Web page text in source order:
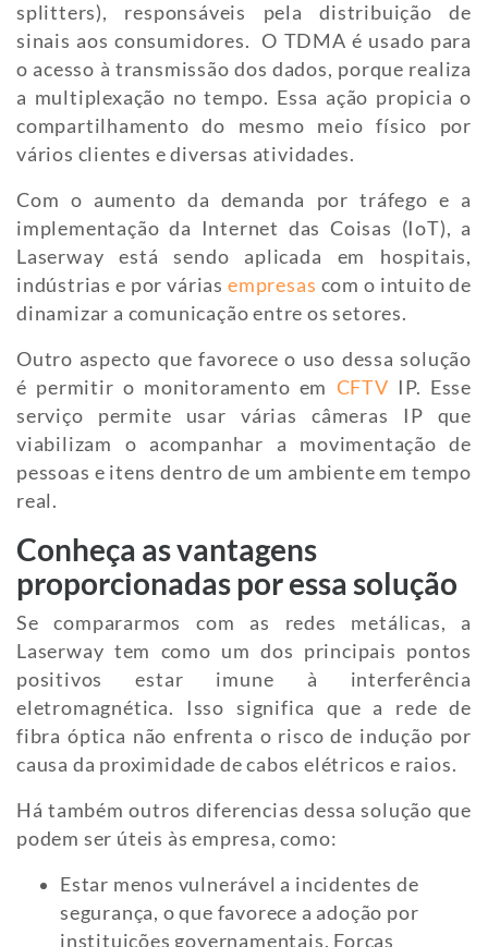
splitters), responsáveis pela distribuição de
sinais aos consumidores. O TDMA é usado para
o acesso à transmissão dos dados, porque realiza
a multiplexação no tempo. Essa ação propicia o
compartilhamento do mesmo meio físico por
vários clientes e diversas atividades.
Com o aumento da demanda por tráfego e a
implementação da Internet das Coisas (IoT), a
Laserway está sendo aplicada em hospitais,
indústrias e por váriasempresas com o intuito de
dinamizar a comunicação entre os setores.
Outro aspecto que favorece o uso dessa solução
é permitir o monitoramento em CFTV IP. Esse
serviço permite usar várias câmeras IP que
viabilizam o acompanhar a movimentação de
pessoas e itens dentro de um ambiente em tempo
real.
Conheça as vantagens
proporcionadas por essa solução
Se compararmos com as redes metálicas, a
Laserway tem como um dos principais pontos
positivos estar imune à interferência
eletromagnética. Isso significa que a rede de
fibra óptica não enfrenta o risco de indução por
causa da proximidade de cabos elétricos e raios.
Há também outros diferencias dessa solução que
podem ser úteis às empresa, como:
Estar menos vulnerável a incidentes de
segurança, o que favorece a adoção por
instituições governamentais, Forças